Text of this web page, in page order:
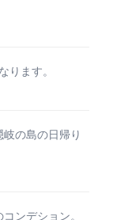
ります。
の島の日帰り
ンデション。